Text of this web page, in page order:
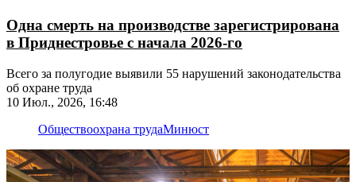
Одна смерть на производстве зарегистрирована
в Приднестровье с начала 2026-го
Всего за полугодие выявили 55 нарушений законодательства
об охране труда
10 Июл., 2026, 16:48
Обществоохрана трудаМинюст